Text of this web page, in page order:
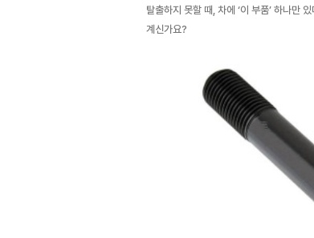
탈출하지 못할 때, 차에 ‘이 부품’ 하나만
계신가요?